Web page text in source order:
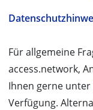
Für allgemeine
access.network,
Ihnen gerne unter
Verfügung.